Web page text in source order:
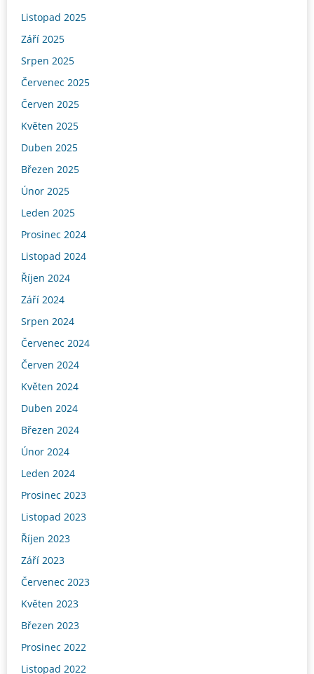
Listopad 2025
Září 2025
Srpen 2025
Červenec 2025
Červen 2025
Květen 2025
Duben 2025
Březen 2025
Únor 2025
Leden 2025
Prosinec 2024
Listopad 2024
Říjen 2024
Září 2024
Srpen 2024
Červenec 2024
Červen 2024
Květen 2024
Duben 2024
Březen 2024
Únor 2024
Leden 2024
Prosinec 2023
Listopad 2023
Říjen 2023
Září 2023
Červenec 2023
Květen 2023
Březen 2023
Prosinec 2022
Listopad 2022